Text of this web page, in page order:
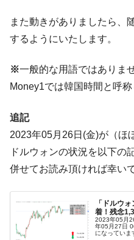
『Money1』
【対日本円
に韓国がいっちょがみしたの
は韓国で『BYD』車は売れ
1.9倍！
く空港に詰めかけ「出て行
ドを掲げる「在韓反米勢力」
『Money1』
韓国政府「
ータセンター整備」⇒ だか
ほぼ終わった」
『Money1』
韓国『国民
発。
また動きがありましたら、
するようにいたします。
※一般的な用語ではありま
Money1では韓国時間と呼称
追記
2023年05月26日(金)が（ほ
ドルウォンの状況を以下の
併せてお読み頂ければ幸いで
「ドルウ
着！残念
2023年05月
年05月27日
になっていま